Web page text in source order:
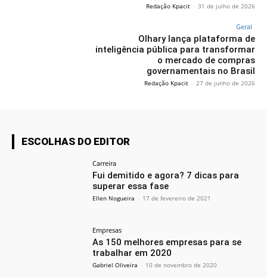
Redação Kpacit - 31 de julho de 2026
Geral
Olhary lança plataforma de
inteligência pública para transformar
o mercado de compras
governamentais no Brasil
Redação Kpacit - 27 de junho de 2026
ESCOLHAS DO EDITOR
Carreira
Fui demitido e agora? 7 dicas para
superar essa fase
Ellen Nogueira - 17 de fevereiro de 2021
Empresas
As 150 melhores empresas para se
trabalhar em 2020
Gabriel Oliveira - 10 de novembro de 2020